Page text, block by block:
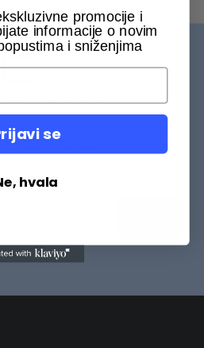
MEĐU PRVIMA
Sportizmovaca da saznate šta
na našem sajtu.
promocije i
informacije o novim
i sniženjima
se
hvala